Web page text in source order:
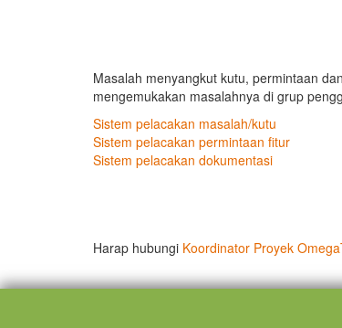
Masalah menyangkut kutu, permintaan
mengemukakan masalahnya di grup
Sistem pelacakan masalah/kutu
Sistem pelacakan permintaan fitur
Sistem pelacakan dokumentasi
Harap hubungi Koordinator Proyek